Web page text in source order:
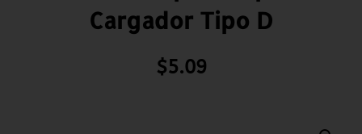
Cargador Tipo D
$5.09